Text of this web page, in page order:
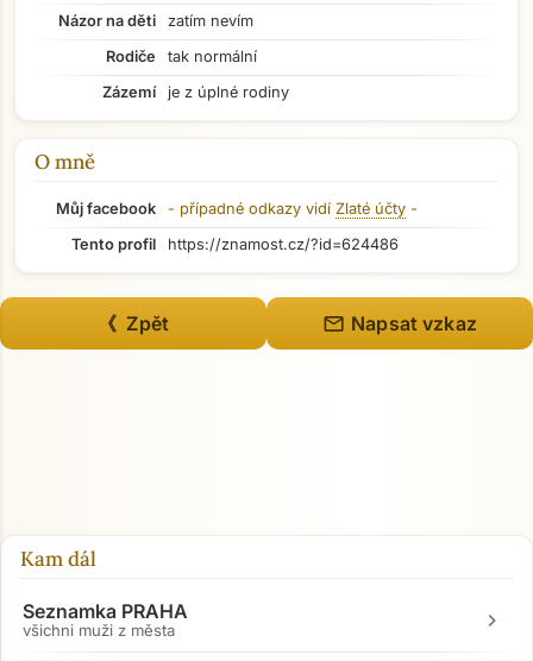
Názor na děti
zatím nevím
Rodiče
tak normální
Zázemí
je z úplné rodiny
O mně
Můj facebook - případné odkazy vidí Zlaté účty -
Tento profil
https://znamost.cz/?id=624486
《 Zpět mail Napsat vzkaz
Kam dál
Seznamka PRAHA
všichni muži z města chevron_right